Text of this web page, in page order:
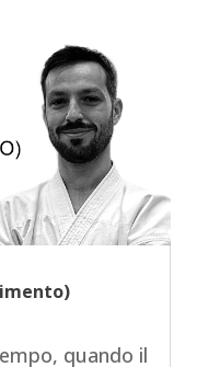
quando il